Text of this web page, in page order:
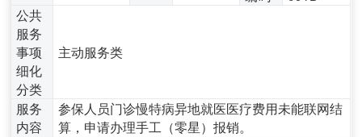
公共
服务
事项
细化
分类
主动服务类
服务
内容
参保人员门诊慢特病异地就医医疗费用未能联网结
算，申请办理手工（零星）报销。